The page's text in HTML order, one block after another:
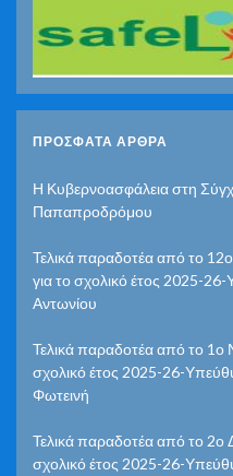
ΠΡΌΣΦΑΤΑ ΆΡΘΡΑ
Η Κυβερνοασφάλεια στη
Παπαπροδρόμου
Τελικά παραδοτέα από το
για το σχολικό έτος 2025-
Αντωνίου
Τελικά παραδοτέα από το 1ο
σχολικό έτος 2025-26-
Φωτεινή
Τελικά παραδοτέα από το
σχολικό έτος 2025-26-